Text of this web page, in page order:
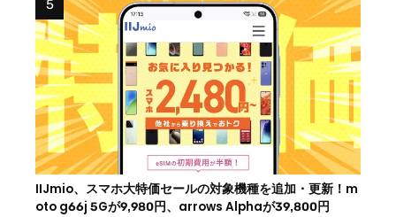
IIJmio、スマホ大特価セールの対象機種を追加・更新！m
oto g66j 5Gが9,980円、arrows Alphaが39,800円